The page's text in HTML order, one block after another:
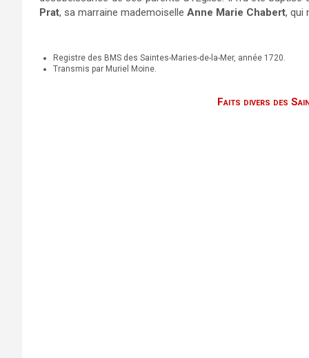
Prat, sa marraine mademoiselle Anne Marie Chabert, qui
Registre des BMS des Saintes-Maries-de-la-Mer, année 1720.
Transmis par Muriel Moine.
Faits divers des